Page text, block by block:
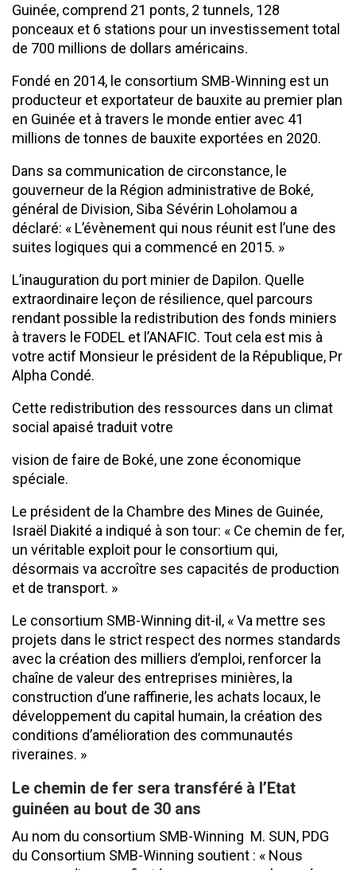
Guinée, comprend 21 ponts, 2 tunnels, 128
ponceaux et 6 stations pour un investissement total
de 700 millions de dollars américains.
Fondé en 2014, le consortium SMB-Winning est un
producteur et exportateur de bauxite au premier plan
en Guinée et à travers le monde entier avec 41
millions de tonnes de bauxite exportées en 2020.
Dans sa communication de circonstance, le
gouverneur de la Région administrative de Boké,
général de Division, Siba Sévérin Loholamou a
déclaré: « L’évènement qui nous réunit est l’une des
suites logiques qui a commencé en 2015. »
L’inauguration du port minier de Dapilon. Quelle
extraordinaire leçon de résilience, quel parcours
rendant possible la redistribution des fonds miniers
à travers le FODEL et l’ANAFIC. Tout cela est mis à
votre actif Monsieur le président de la République, Pr
Alpha Condé.
Cette redistribution des ressources dans un climat
social apaisé traduit votre
vision de faire de Boké, une zone économique
spéciale.
Le président de la Chambre des Mines de Guinée,
Israël Diakité a indiqué à son tour: « Ce chemin de fer,
un véritable exploit pour le consortium qui,
désormais va accroître ses capacités de production
et de transport. »
Le consortium SMB-Winning dit-il, « Va mettre ses
projets dans le strict respect des normes standards
avec la création des milliers d’emploi, renforcer la
chaîne de valeur des entreprises minières, la
construction d’une raffinerie, les achats locaux, le
développement du capital humain, la création des
conditions d’amélioration des communautés
riveraines. »
Le chemin de fer sera transféré à l’Etat
guinéen au bout de 30 ans
Au nom du consortium SMB-Winning M. SUN, PDG
du Consortium SMB-Winning soutient : « Nous